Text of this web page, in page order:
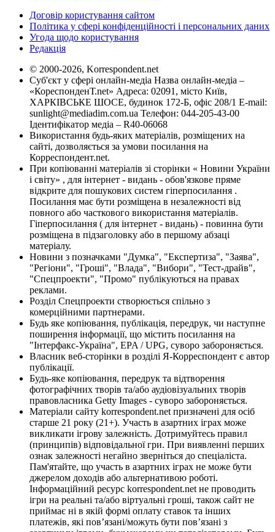
Договір користування сайтом
Політика у сфері конфіденційності і персональних даних
Угода щодо користування
Редакція
© 2000-2026, Korrespondent.net
Суб'єкт у сфері онлайн-медіа Назва онлайн-медіа –
«КореспонденТ.net» Адреса: 02091, місто Київ,
ХАРКІВСЬКЕ ШОСЕ, будинок 172-Б, офіс 208/1 E-mail:
sunlight@mediadim.com.ua Телефон: 044-205-43-00
Ідентифікатор медіа – R40-06068
Використання будь-яких матеріалів, розміщених на
сайті, дозволяється за умови посилання на
Корреспондент.net.
При копіюванні матеріалів зі сторінки « Новини України
і світу» , для інтернет - видань - обов'язкове пряме
відкрите для пошукових систем гіперпосилання .
Посилання має бути розміщена в незалежності від
повного або часткового використання матеріалів.
Гіперпосилання ( для інтернет - видань) - повинна бути
розміщена в підзаголовку або в першому абзаці
матеріалу.
Новини з позначками "Думка", "Експертиза", "Заява",
"Регіони", "Гроші", "Влада", "Вибори", "Тест-драйв",
"Спецпроекти", "Промо" публікуються на правах
реклами.
Розділ Спецпроекти створюється спільно з
комерційними партнерами.
Будь яке копіювання, публікація, передрук, чи наступне
поширення інформації, що містить посилання на
"Інтерфакс-Україна", EPA / UPG, суворо забороняється.
Власник веб-сторінки в розділі Я-Корреспондент є автор
публікації.
Будь-яке копіювання, передрук та відтворення
фотографічних творів та/або аудіовізуальних творів
правовласника Getty Images - суворо забороняється.
Матеріали сайту korrespondent.net призначені для осіб
старше 21 року (21+). Участь в азартних іграх може
викликати ігрову залежність. Дотримуйтесь правил
(принципів) відповідальної гри. При виявленні перших
ознак залежності негайно зверніться до спеціаліста.
Пам'ятайте, що участь в азартних іграх не може бути
джерелом доходів або альтернативою роботі.
Інформаційний ресурс korrespondent.net не проводить
ігри на реальні та/або віртуальні гроші, також сайт не
приймає ні в якій формі оплату ставок та інших
платежів, які пов’язані/можуть бути пов’язані з